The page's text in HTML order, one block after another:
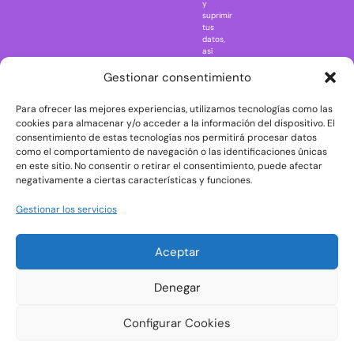
Gestionar consentimiento
Para ofrecer las mejores experiencias, utilizamos tecnologías como las
cookies para almacenar y/o acceder a la información del dispositivo. El
consentimiento de estas tecnologías nos permitirá procesar datos
como el comportamiento de navegación o las identificaciones únicas
en este sitio. No consentir o retirar el consentimiento, puede afectar
negativamente a ciertas características y funciones.
Gestionar los servicios
Aceptar
Denegar
Configurar Cookies
Rick and
The Big Bang
Theory
The Blues
Brothers
The
The Shining
y
suprimir
tus
datos,
así
ejercer
consultando
la
información
adicional
y
detallada
sobre